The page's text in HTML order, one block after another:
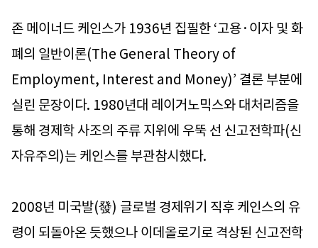
존 메이너드 케인스가 1936년 집필한 ‘고용·이자 및 화
폐의 일반이론(The General Theory of
Employment, Interest and Money)’ 결론 부분에
실린 문장이다. 1980년대 레이거노믹스와 대처리즘을
통해 경제학 사조의 주류 지위에 우뚝 선 신고전학파(신
자유주의)는 케인스를 부관참시했다.
2008년 미국발(發) 글로벌 경제위기 직후 케인스의 유
령이 되돌아온 듯했으나 이데올로기로 격상된 신고전학